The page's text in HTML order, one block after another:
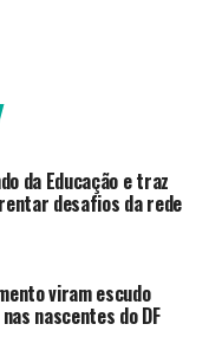
após a
com IPVA 2024
de arrecadação
da Secretaria da
da Educação e traz
desafios da rede
viram escudo
nascentes do DF